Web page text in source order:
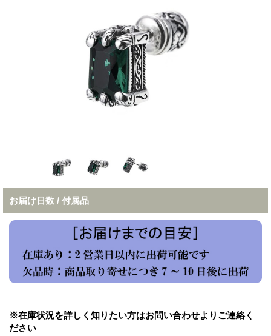
お届け日数 / 付属品
※在庫状況を詳しく知りたい方はお問い合わせよりご連絡く
ださい